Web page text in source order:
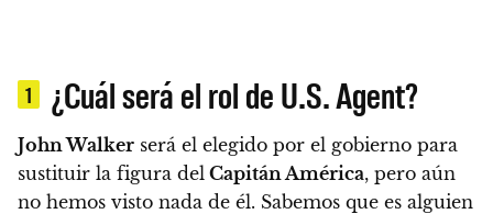
1 ¿Cuál será el rol de U.S. Agent?
John Walker será el elegido por el gobierno para
sustituir la figura del Capitán América, pero aún
no hemos visto nada de él. Sabemos que es alguien